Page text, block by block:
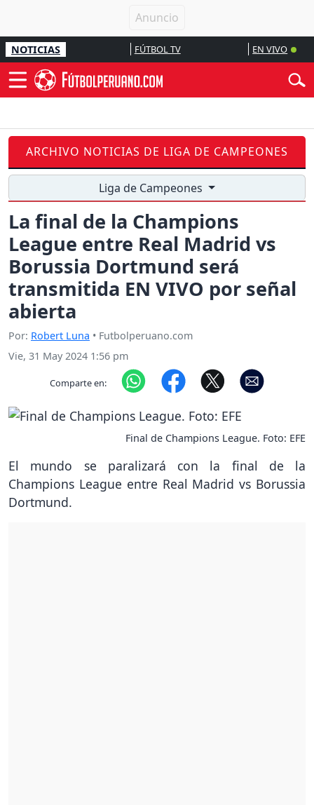
NOTICIAS FÚTBOL TV EN VIVO
ARCHIVO NOTICIAS DE LIGA DE CAMPEONES
Liga de Campeones
La final de la Champions
League entre Real Madrid vs
Borussia Dortmund será
transmitida EN VIVO por señal
abierta
Por: Robert Luna • Futbolperuano.com
Vie, 31 May 2024 1:56 pm
Comparte en:
Final de Champions League. Foto: EFE
El mundo se paralizará con la final de la
Champions League entre Real Madrid vs Borussia
Dortmund.